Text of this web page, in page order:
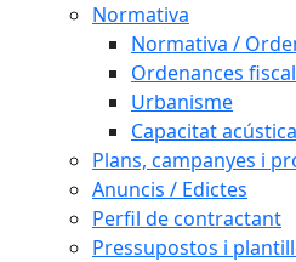
Normativa
Normativa /
Ordenances
Urbanisme
Capacitat acústica
Plans, campanyes i
Anuncis / Edictes
Perfil de contractant
Pressupostos i